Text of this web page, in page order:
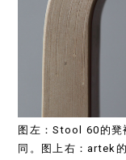
图左：Stool 60的凳
同。图上右：artek